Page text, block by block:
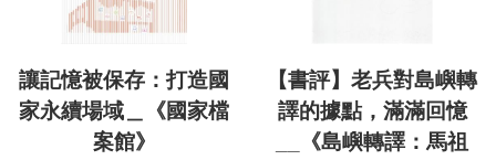
讓記憶被保存：打造國
家永續場域＿《國家檔
案館》
【書評】老兵對島嶼轉
譯的據點，滿滿回憶
__《島嶼轉譯：馬祖